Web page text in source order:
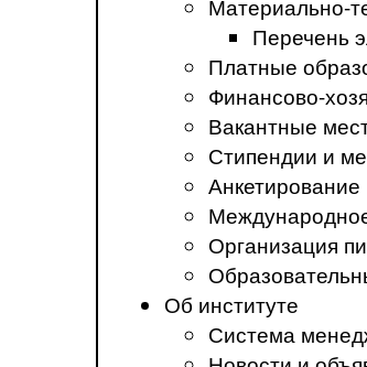
Материально-
Перечень
Платные
Финансово-
Вакантные
Стипендии и
Анкетирование
Организация
Об институте
Система